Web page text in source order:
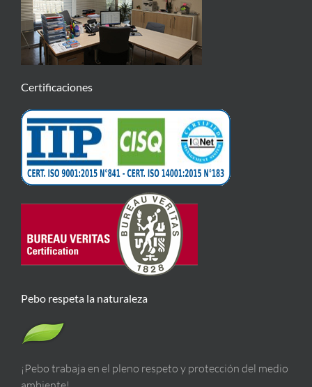
Certificaciones
Pebo respeta la naturaleza
¡Pebo trabaja en el pleno respeto y protección del medio